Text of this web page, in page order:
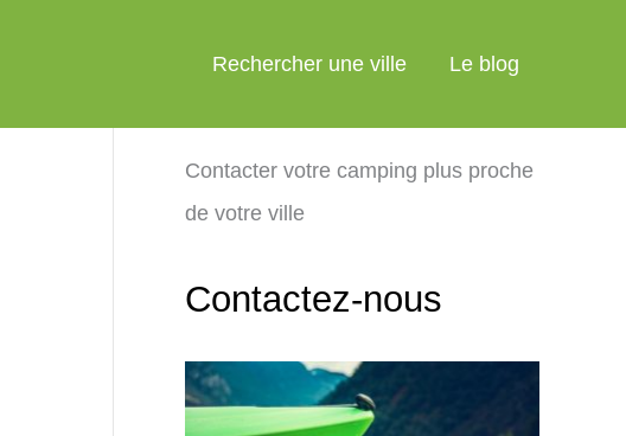
Rechercher une ville Le blog
Contacter votre camping plus proche
de votre ville
Contactez-nous